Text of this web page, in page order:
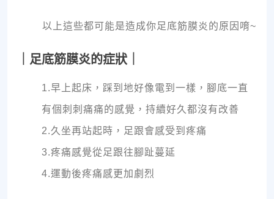
以上這些都可能是造成你足底筋膜炎的原因唷~
｜足底筋膜炎的症狀｜
1.早上起床，踩到地好像電到一樣，腳底一直
有個刺刺痛痛的感覺，持續好久都沒有改善
2.久坐再站起時，足跟會感受到疼痛
3.疼痛感覺從足跟往腳趾蔓延
4.運動後疼痛感更加劇烈